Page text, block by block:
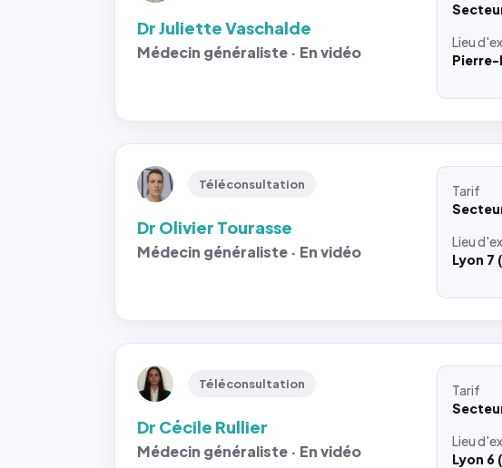
Dr Juliette Vaschalde
Médecin généraliste · En vidéo
Lieu
Téléconsultation
Dr Olivier Tourasse
Médecin généraliste · En vidéo
Tarif
Lieu
Lyon 7
Téléconsultation
Dr Cécile Rullier
Médecin généraliste · En vidéo
Tarif
Lieu
Lyon 6